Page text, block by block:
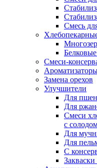
Смесь
Смеси-
Замена орехов
Улучшители
Для
Для
Смеси
с
Для
Для
С
Закваски